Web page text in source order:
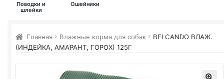
Вакансии
Поводки и
шлейки
Ошейники
Главная Влажные корма для собак
BELCANDO ВЛАЖ.
(ИНДЕЙКА, АМАРАНТ, ГОРОХ) 125Г